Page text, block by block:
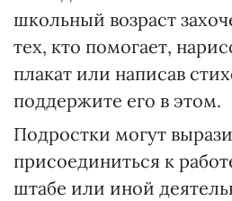
школьный возраст
тех, кто помогает,
плакат или написав
поддержите его в этом.
Подростки могут
присоединиться к
штабе или иной